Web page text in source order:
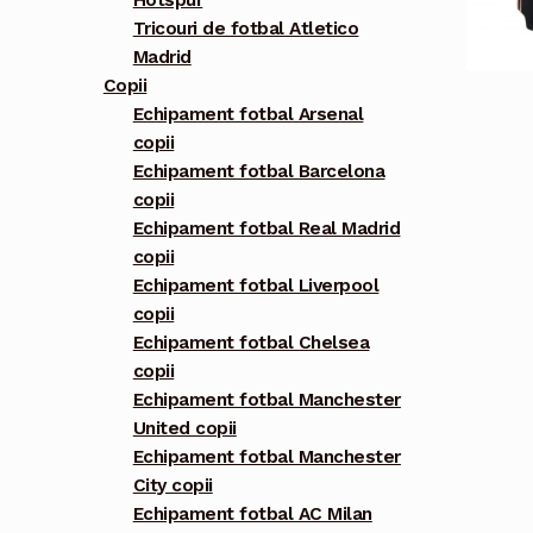
Tricouri de fotbal Atletico
Madrid
Copii
Echipament fotbal Arsenal
copii
Echipament fotbal Barcelona
copii
Echipament fotbal Real Madrid
copii
Echipament fotbal Liverpool
copii
Echipament fotbal Chelsea
copii
Echipament fotbal Manchester
United copii
Echipament fotbal Manchester
City copii
Echipament fotbal AC Milan